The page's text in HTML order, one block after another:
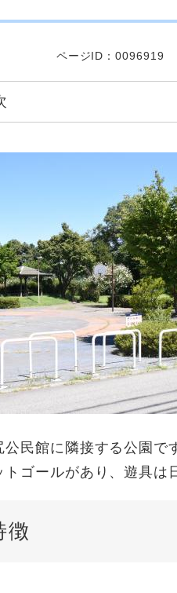
ページID：0096919
公民館に隣接する公園で
ゴールがあり、遊具は
徴